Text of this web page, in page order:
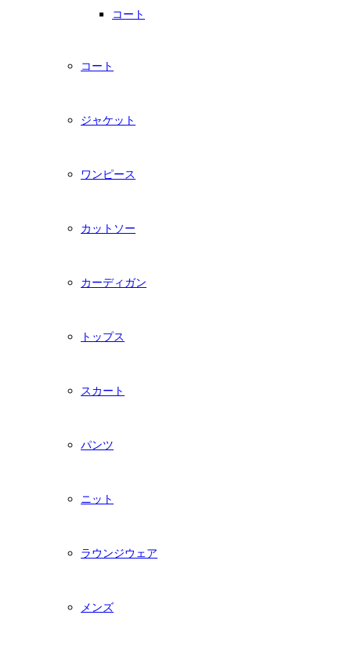
コート
コート
ジャケット
ワンピース
カットソー
カーディガン
トップス
スカート
パンツ
ニット
ラウンジウェア
メンズ